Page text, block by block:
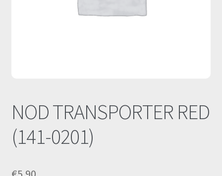
NOD TRANSPORTER RED
(141-0201)